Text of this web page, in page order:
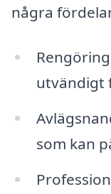
några
utvändigt
som kan